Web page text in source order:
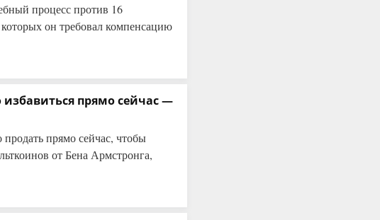
процесс против 16
он требовал компенсацию
прямо сейчас —
прямо сейчас, чтобы
от Бена Армстронга,